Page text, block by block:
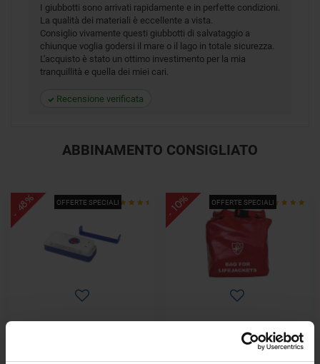
I giubbotti sono arrivati rapidamente e in perfette condizioni.
La qualità dei materiali è eccellente a vista.
Consiglio vivamente questi giubbotti di salvataggio a
chiunque voglia godersi il mare o il lago in totale sicurezza.
L'acquisto è stato un ottimo investimento per la mia
tranquillità e quella dei miei cari.
Recensione verificata
ABBINAMENTO CONSIGLIATO
OFFERTE SPECIALI
- 48% OFFERTE SPECIALI
- 10%
Borsa per Air Bag Smart
Veleria San Giorgio